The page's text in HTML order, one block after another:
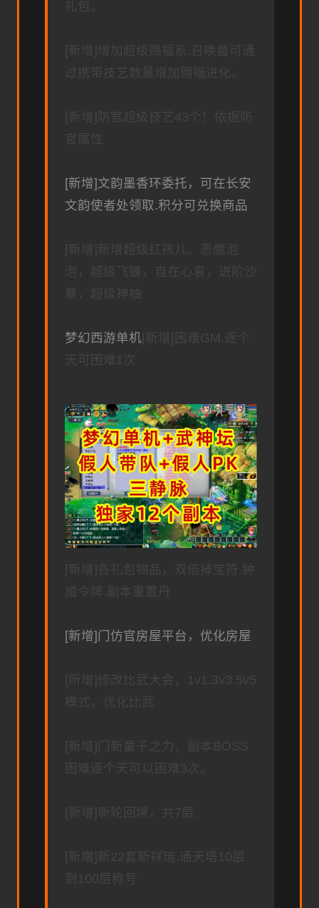
礼包。
[新增]增加超级赐福系.召唤兽可通
过携带技艺数量增加赐福进化。
[新增]防官超级技艺43个！依据防
官属性
[新增]文韵墨香环委托，可在长安
文韵使者处领取.积分可兑换商品
[新增]新增超级红孩儿。恶魔泡
泡，超级飞镰，自在心袁，进阶沙
暴，超级神柚
梦幻西游单机 [新增[困难GM.逐个
天可困难1次
[新增]各礼包物品，双倍掉宝符.钟
馗令牌.副本重置丹
[新增]门仿官房屋平台，优化房屋
[所增]修改比武大会，1v1.3v3.5v5
模式，优化比武
[新增]门新童子之力，副本BOSS
困难逐个天可以困难3次。
[新增]新轮回境，共7层.
[新増]新22套新祥瑞.通天塔10层
到100层称号